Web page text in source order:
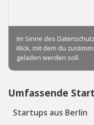
Umfassende
Startups aus Berlin